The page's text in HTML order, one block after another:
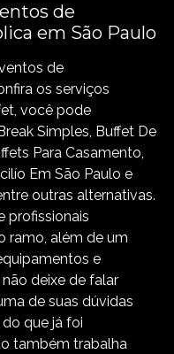
de
em São Paulo
de
os serviços
você pode
Simples, Buffet De
Para Casamento,
Em São Paulo e
outras alternativas.
profissionais
ramo, além de um
e
deixe de falar
de suas dúvidas
que já foi
também trabalha